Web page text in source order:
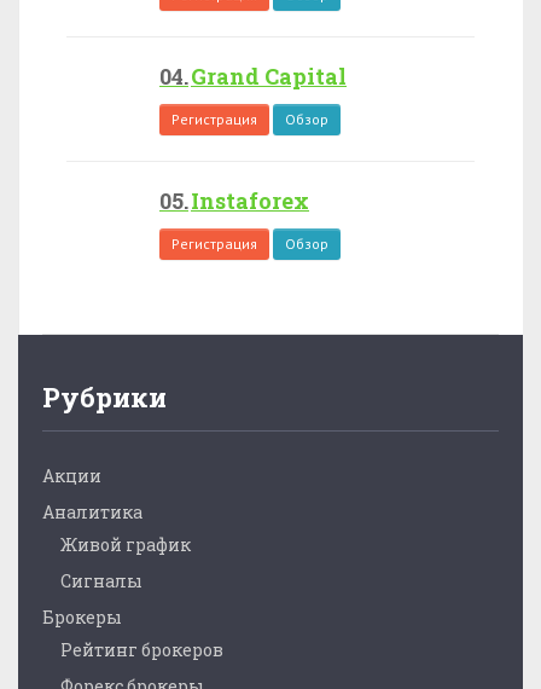
Grand Capital
Регистрация Обзор
Instaforex
Регистрация Обзор
Рубрики
Акции
Аналитика
Живой график
Сигналы
Брокеры
Рейтинг брокеров